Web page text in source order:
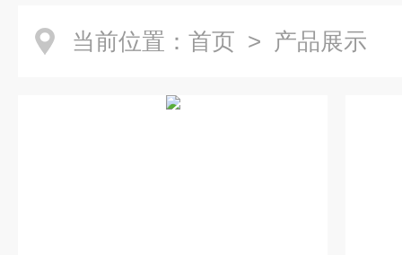
当前位置： 首页 > 产品展示